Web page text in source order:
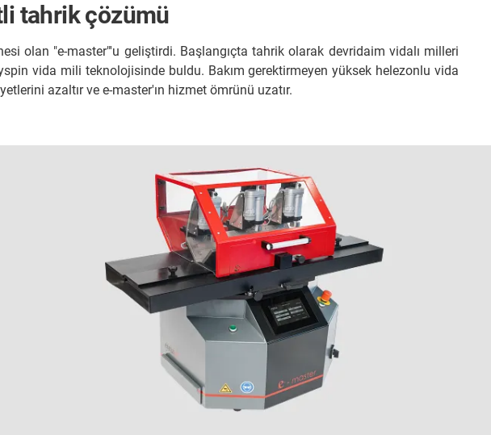
tahrik çözümü
olan "e-master"'u geliştirdi. Başlangıçta tahrik olarak devridaim vidalı milleri
vida mili teknolojisinde buldu. Bakım gerektirmeyen yüksek helezonlu vida
azaltır ve e-master'ın hizmet ömrünü uzatır.